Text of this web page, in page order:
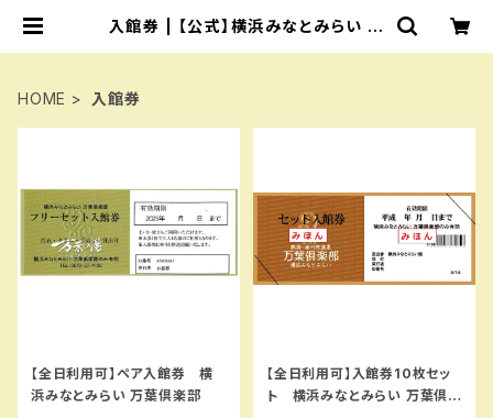
入館券 | 【公式】横浜みなとみらい 万
HOME 入館券
【全日利用可】ペア入館券 横
浜みなとみらい 万葉倶楽部
【全日利用可】入館券10枚セッ
ト 横浜みなとみらい 万葉倶楽